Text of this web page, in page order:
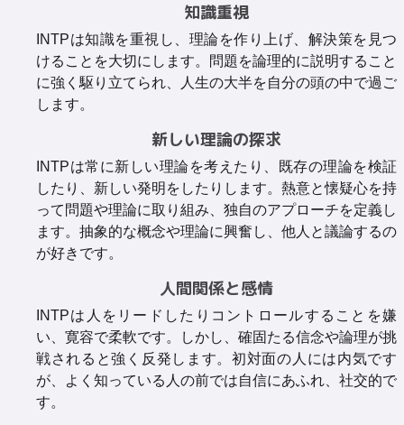
知識重視
INTPは知識を重視し、理論を作り上げ、解決策を見つ
けることを大切にします。問題を論理的に説明すること
に強く駆り立てられ、人生の大半を自分の頭の中で過ご
します。
新しい理論の探求
INTPは常に新しい理論を考えたり、既存の理論を検証
したり、新しい発明をしたりします。熱意と懐疑心を持
って問題や理論に取り組み、独自のアプローチを定義し
ます。抽象的な概念や理論に興奮し、他人と議論するの
が好きです。
人間関係と感情
INTPは人をリードしたりコントロールすることを嫌
い、寛容で柔軟です。しかし、確固たる信念や論理が挑
戦されると強く反発します。初対面の人には内気です
が、よく知っている人の前では自信にあふれ、社交的で
す。